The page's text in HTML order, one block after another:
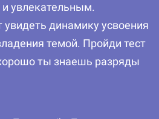
увлекательным.
увидеть динамику усвоения
темой. Пройди тест
ты знаешь разряды